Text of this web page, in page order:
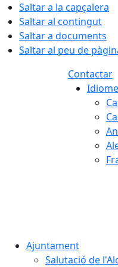
Saltar a la capçalera
Saltar al contingut
Saltar a documents
Saltar al peu de
Contactar
Ajuntament
Salutació de